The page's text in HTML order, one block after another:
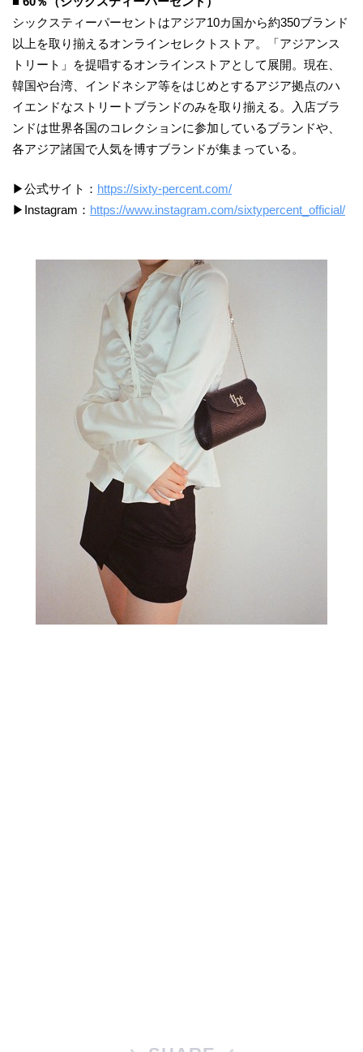
シックスティーパーセントはアジア10カ国から約350ブランド
以上を取り揃えるオンラインセレクトストア。「アジアンス
トリート」を提唱するオンラインストアとして展開。現在、
韓国や台湾、インドネシア等をはじめとするアジア拠点のハ
イエンドなストリートブランドのみを取り揃える。入店ブラ
ンドは世界各国のコレクションに参加しているブランドや、
各アジア諸国で人気を博すブランドが集まっている。
▶公式サイト： https://sixty-percent.com/
▶Instagram： https://www.instagram.com/sixtypercent_official/